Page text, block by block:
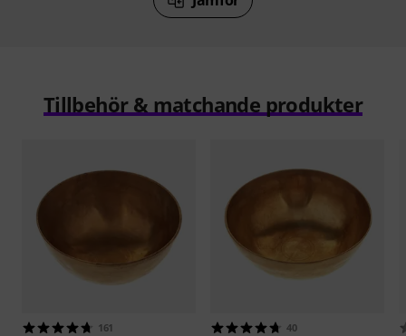
Tillbehör & matchande produkter
161 40